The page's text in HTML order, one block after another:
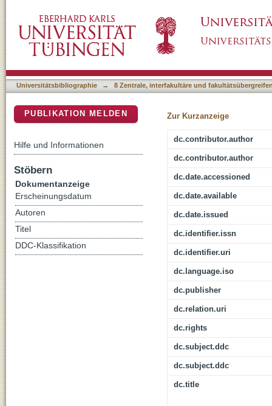
origins of small RNA systems in plants
Universitätsbibliographie → 8 Zentrale, interfakultäre und
Zur Kurzanzeige
dc.contributor.author
dc.contributor.author
dc.date.accessioned
dc.date.available
dc.date.issued
dc.identifier.issn
dc.identifier.uri
dc.language.iso
dc.publisher
dc.relation.uri
dc.rights
dc.subject.ddc
dc.subject.ddc
dc.title
PUBLIKATION MELDEN
Hilfe und Informationen
Stöbern
Dokumentanzeige
Erscheinungsdatum
Autoren
Titel
DDC-Klassifikation